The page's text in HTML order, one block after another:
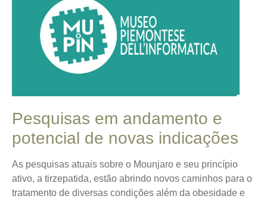
Pesquisas em andamento e
potencial de novas indicações
As pesquisas atuais sobre o Mounjaro e seu princípio
ativo, a tirzepatida, estão abrindo novos caminhos para o
tratamento de diversas condições além da obesidade e